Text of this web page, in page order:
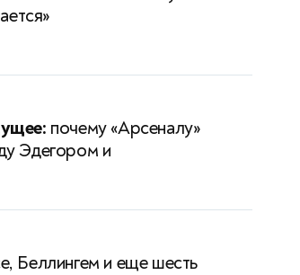
почему «Арсеналу»
Эдегором и
Беллингем и еще шесть